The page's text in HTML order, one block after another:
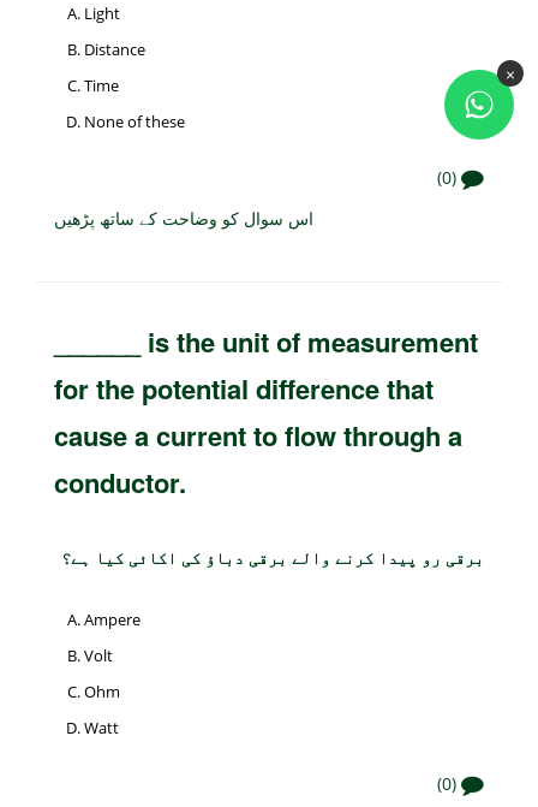
Light
Distance
Time
None of these
(0)
اس سوال کو وضاحت کے ساتھ پڑھیں
______ is the unit of measurement
for the potential difference that
cause a current to flow through a
conductor.
برقی رو پیدا کرنے والے برقی دباؤ کی اکائی کیا ہے؟
Ampere
Volt
Ohm
Watt
(0)
×